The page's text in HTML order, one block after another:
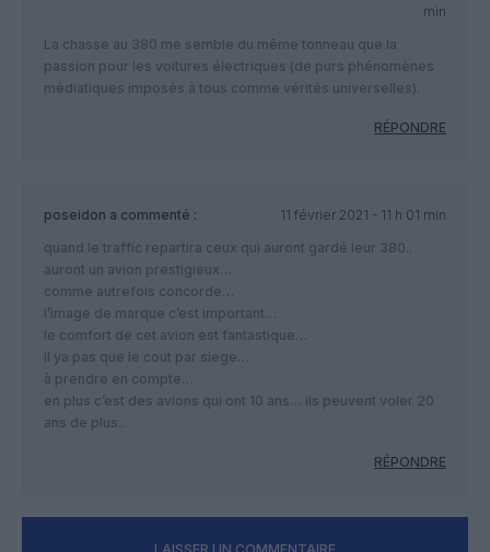
min
La chasse au 380 me semble du même tonneau que la
passion pour les voitures électriques (de purs phénomènes
médiatiques imposés à tous comme vérités universelles).
RÉPONDRE
poseidon a commenté :
11 février 2021 - 11 h 01 min
quand le traffic repartira ceux qui auront gardé leur 380..
auront un avion prestigieux…
comme autrefois concorde…
l’image de marque c’est important…
le comfort de cet avion est fantastique…
il ya pas que le cout par siege…
à prendre en compte…
en plus c’est des avions qui ont 10 ans… ils peuvent voler 20
ans de plus..
RÉPONDRE